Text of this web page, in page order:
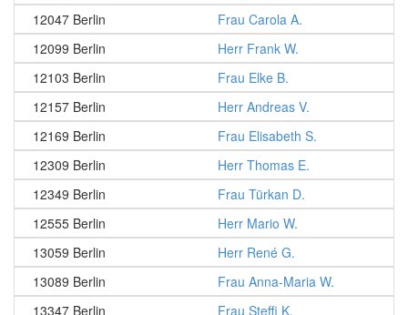
12047 Berlin
Frau Carola A.
12099 Berlin
Herr Frank W.
12103 Berlin
Frau Elke B.
12157 Berlin
Herr Andreas V.
12169 Berlin
Frau Elisabeth S.
12309 Berlin
Herr Thomas E.
12349 Berlin
Frau Türkan D.
12555 Berlin
Herr Mario W.
13059 Berlin
Herr René G.
13089 Berlin
Frau Anna-Maria W.
13347 Berlin
Frau Steffi K.